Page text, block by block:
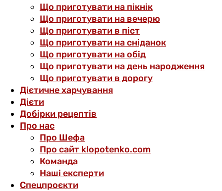
Що приготувати на пікнік
Що приготувати на вечерю
Що приготувати в піст
Що приготувати на сніданок
Що приготувати на обід
Що приготувати на день народження
Що приготувати в дорогу
Дієтичне харчування
Дієти
Добірки рецептів
Про нас
Про Шефа
Про сайт klopotenko.com
Команда
Наші експерти
Спецпроєкти